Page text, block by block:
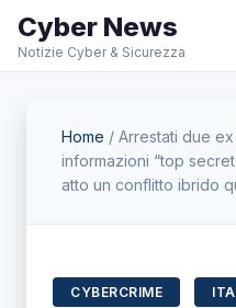
Cyber News
Notizie Cyber & Sicurezza
Home / Arrestati due
informazioni “top
atto un conflitto ibrido
CYBERCRIME